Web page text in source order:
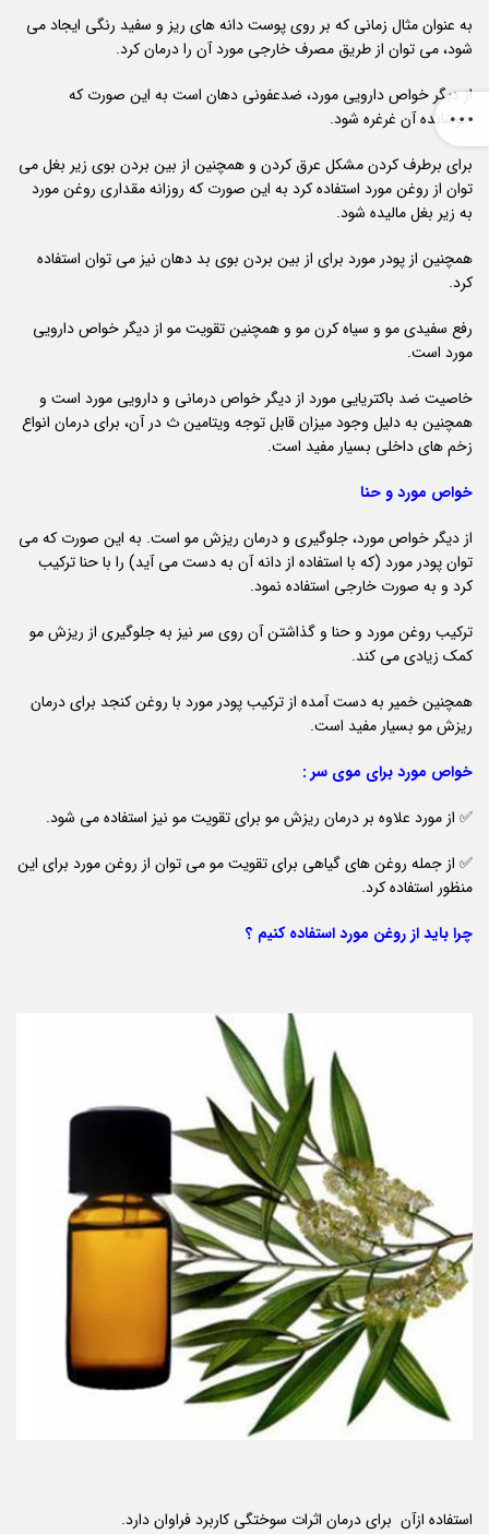
به عنوان مثال زمانی که بر روی پوست دانه های ریز و سفید رنگی ایجاد می
شود، می توان از طریق مصرف خارجی مورد آن را درمان کرد.
از دیگر خواص دارویی مورد، ضدعفونی دهان است به این صورت که
جوشانده آن غرغره شود.
برای برطرف کردن مشکل عرق کردن و همچنین از بین بردن بوی زیر بغل می
توان از روغن مورد استفاده کرد به این صورت که روزانه مقداری روغن مورد
به زیر بغل مالیده شود.
همچنین از پودر مورد برای از بین بردن بوی بد دهان نیز می توان استفاده
کرد.
رفع سفیدی مو و سیاه کرن مو و همچنین تقویت مو از دیگر خواص دارویی
مورد است.
خاصیت ضد باکتریایی مورد از دیگر خواص درمانی و دارویی مورد است و
همچنین به دلیل وجود میزان قابل توجه ویتامین ث در آن، برای درمان انواع
زخم های داخلی بسیار مفید است.
خواص مورد و حنا
از دیگر خواص مورد، جلوگیری و درمان ریزش مو است. به این صورت که می
توان پودر مورد (که با استفاده از دانه آن به دست می آید) را با حنا ترکیب
کرد و به صورت خارجی استفاده نمود.
ترکیب روغن مورد و حنا و گذاشتن آن روی سر نیز به جلوگیری از ریزش مو
کمک زیادی می کند.
همچنین خمیر به دست آمده از ترکیب پودر مورد با روغن کنجد برای درمان
ریزش مو بسیار مفید است.
خواص مورد برای موی سر :
✅ از مورد علاوه بر درمان ریزش مو برای تقویت مو نیز استفاده می شود.
✅ از جمله روغن های گیاهی برای تقویت مو می توان از روغن مورد برای این
منظور استفاده کرد.
چرا باید از روغن مورد استفاده کنیم ؟
استفاده ازآن برای درمان اثرات سوختگی کاربرد فراوان دارد.